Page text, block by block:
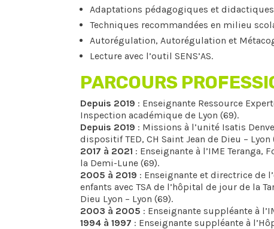
Adaptations pédagogiques et
Techniques recommandées en milieu
Autorégulation, Autorégulation et
Lecture avec l’outil SENS’AS.
PARCOURS
Depuis 2019 : Enseignante Ressource
Inspection académique de Lyon (69).
Depuis 2019 : Missions à l’unité Isatis
dispositif TED, CH Saint Jean de Dieu – Lyon
2017 à 2021 : Enseignante à l’IME Teranga,
la Demi-Lune (69).
2005 à 2019 : Enseignante et directrice de
enfants avec TSA de l’hôpital de jour de la
Dieu Lyon – Lyon (69).
2003 à 2005 : Enseignante suppléante à
1994 à 1997 : Enseignante suppléante à